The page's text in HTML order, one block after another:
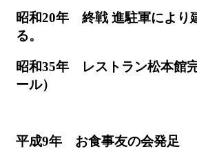
昭和20年 終戦 進駐軍により
る。
昭和35年 レストラン松本館
ール）
平成9年 お食事友の会発足